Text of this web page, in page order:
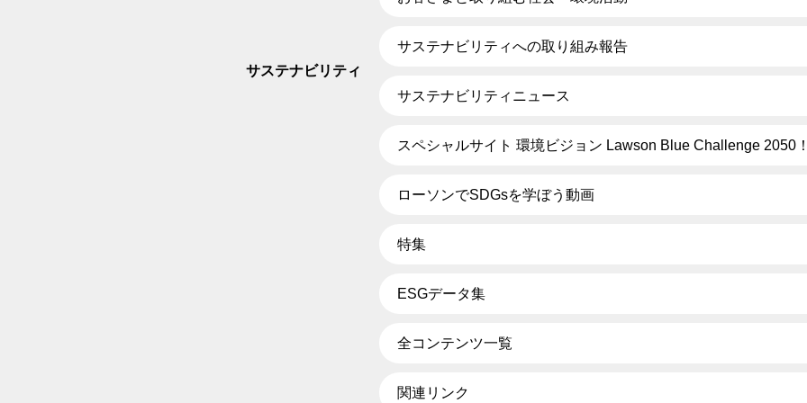
サステナビリティ
サステナビリティへの取り組み報告
サステナビリティニュース
スペシャルサイト 環境ビジョン Lawson Blue Challenge 2050
ローソンでSDGsを学ぼう動画
特集
ESGデータ集
全コンテンツ一覧
関連リンク